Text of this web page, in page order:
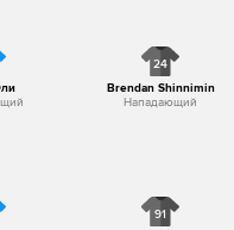
24
Brendan Shinnimin
Нападающий
91